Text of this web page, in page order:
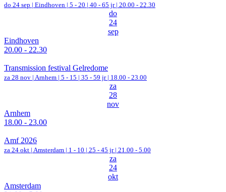
do 24 sep | Eindhoven | 5 - 20 | 40 - 65 jr | 20.00 - 22.30
do
24
sep
Eindhoven
20.00 - 22.30
Transmission festival Gelredome
za 28 nov | Arnhem | 5 - 15 | 35 - 59 jr | 18.00 - 23.00
za
28
nov
Arnhem
18.00 - 23.00
Amf 2026
za 24 okt | Amsterdam | 1 - 10 | 25 - 45 jr | 21.00 - 5.00
za
24
okt
Amsterdam